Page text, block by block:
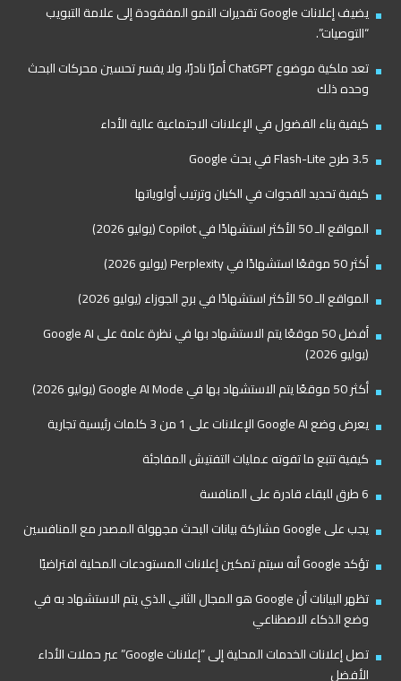
يضيف إعلانات Google تقديرات النمو المفقودة إلى علامة التبويب
“التوصيات”.
تعد ملكية موضوع ChatGPT أمرًا نادرًا، ولا يفسر تحسين محركات البحث
وحده ذلك
كيفية بناء الفضول في الإعلانات الاجتماعية عالية الأداء
3.5 طرح Flash-Lite في بحث Google
كيفية تحديد الفجوات في الكيان وترتيب أولوياتها
المواقع الـ 50 الأكثر استشهادًا في Copilot (يوليو 2026)
أكثر 50 موقعًا استشهادًا في Perplexity (يوليو 2026)
المواقع الـ 50 الأكثر استشهادًا في برج الجوزاء (يوليو 2026)
أفضل 50 موقعًا يتم الاستشهاد بها في نظرة عامة على Google AI
(يوليو 2026)
أكثر 50 موقعًا يتم الاستشهاد بها في Google AI Mode (يوليو 2026)
يعرض وضع Google AI الإعلانات على 1 من 3 كلمات رئيسية تجارية
كيفية تتبع ما تفوته عمليات التفتيش المفاجئة
6 طرق للبقاء قادرة على المنافسة
يجب على Google مشاركة بيانات البحث مجهولة المصدر مع المنافسين
تؤكد Google أنه سيتم تمكين إعلانات المستودعات المحلية افتراضيًا
تظهر البيانات أن Google هو المجال الثاني الذي يتم الاستشهاد به في
وضع الذكاء الاصطناعي
تصل إعلانات الخدمات المحلية إلى “إعلانات Google” عبر حملات الأداء
الأفضل